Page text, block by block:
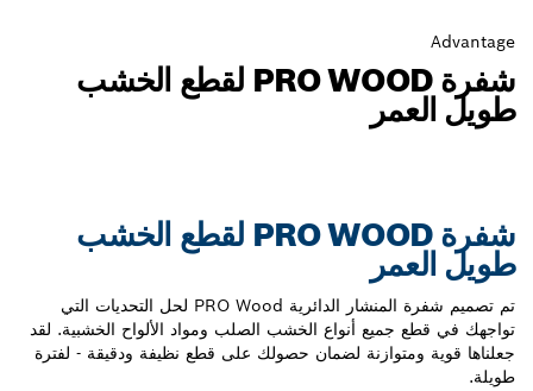
شفرة PRO WOOD لقطع الخشب
شفرة PRO WOOD لقطع الخشب
تم تصميم شفرة المنشار الدائرية PRO Wood لحل التحديات التي
أنواع الخشب الصلب ومواد الألواح الخشبية. لقد
لضمان حصولك على قطع نظيفة ودقيقة - لفترة